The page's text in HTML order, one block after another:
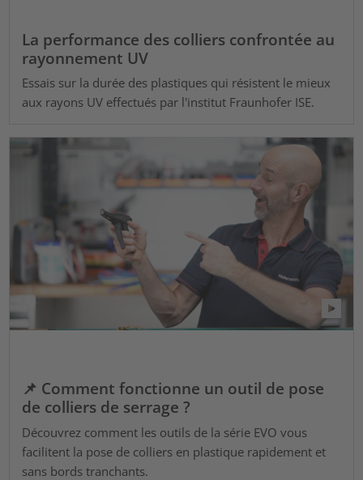
La performance des colliers confrontée au
rayonnement UV
Essais sur la durée des plastiques qui résistent le mieux
aux rayons UV effectués par l'institut Fraunhofer ISE.
📌 Comment fonctionne un outil de pose
de colliers de serrage ?
Découvrez comment les outils de la série EVO vous
facilitent la pose de colliers en plastique rapidement et
sans bords tranchants.